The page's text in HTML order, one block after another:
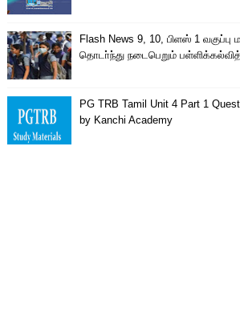
Flash News 9, 10, பிளஸ் 1
தொடா்ந்து நடைபெறும்
PG TRB Tamil Unit 4 Part 1
by Kanchi Academy